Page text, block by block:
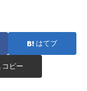
はてブ
コピー